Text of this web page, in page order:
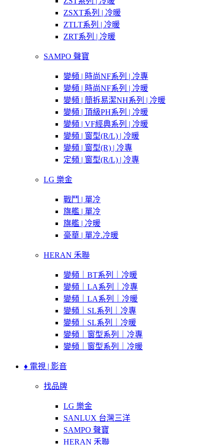
ZSXT系列 | 冷暖
ZTLT系列 | 冷暖
ZRT系列 | 冷暖
SAMPO 聲寶
變頻 | 時尚NF系列 | 冷專
變頻 | 時尚NF系列 | 冷暖
變頻 | 簡拆易潔NH系列 | 冷暖
變頻 | 頂級PH系列 | 冷暖
變頻 | VF經典系列 | 冷暖
變頻 | 窗型(R/L) | 冷暖
變頻 | 窗型(R) | 冷專
定頻 | 窗型(R/L) | 冷專
LG 樂金
戰鬥 | 單冷
旗艦 | 單冷
旗艦 | 冷暖
豪華 | 單冷.冷暖
HERAN 禾聯
變頻｜BT系列｜冷暖
變頻｜LA系列｜冷專
變頻｜LA系列｜冷暖
變頻｜SL系列｜冷專
變頻｜SL系列｜冷暖
變頻｜窗型系列｜冷專
變頻｜窗型系列｜冷暖
♦ 電視 | 影音
找品牌
LG 樂金
SANLUX 台灣三洋
SAMPO 聲寶
HERAN 禾聯